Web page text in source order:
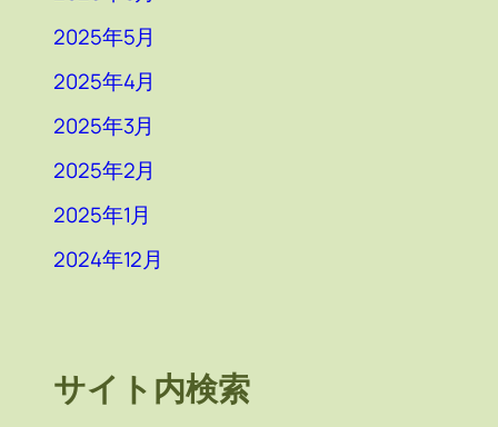
2025年5月
2025年4月
2025年3月
2025年2月
2025年1月
2024年12月
サイト内検索